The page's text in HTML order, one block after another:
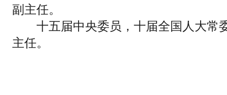
副主任。
十五届中央委员，十届全国人大常
主任。